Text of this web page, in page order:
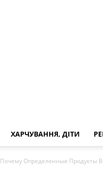
ХАРЧУВАННЯ, ДІТИ
Почему Определенные Продукты